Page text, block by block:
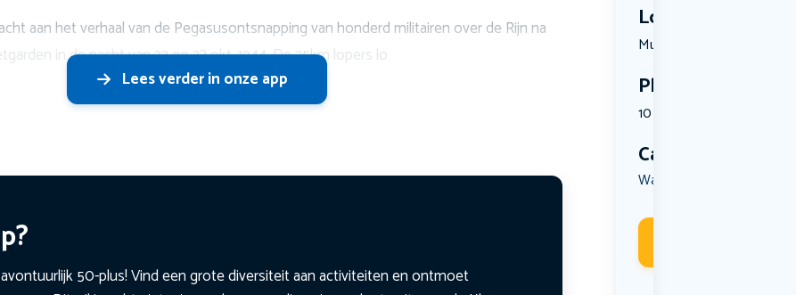
Locatie
Museumplei...
Plekken
10 plekken beschikbaar
Categorie
Wandelen
aan het verhaal van de Pegasusontsnapping van honderd militairen over de Rijn na
in de nacht van 22 op 23 okt. 1944. De 25km lopers lo
Lees verder in onze app
50-plus! Vind een grote diversiteit aan activiteiten en ontmoet